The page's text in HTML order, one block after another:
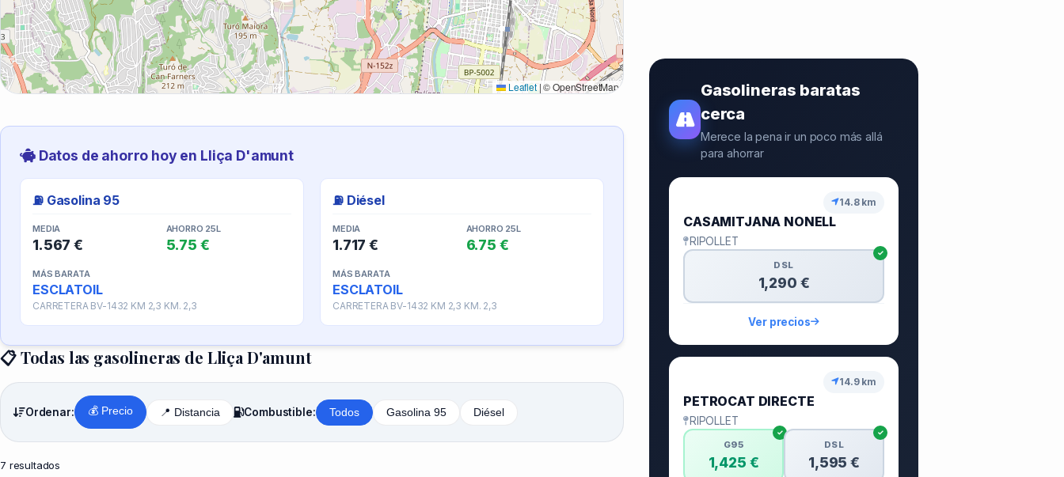
Leaflet |© OpenStreetMap
Datos de ahorro hoy en Lliça D'amunt
⛽ Gasolina 95
MEDIA
1.567 €
AHORRO 25L
5.75 €
MÁS BARATA
ESCLATOIL
CARRETERA BV-1432 KM 2,3 KM. 2,3
⛽ Diésel
MEDIA
1.717 €
AHORRO 25L
6.75 €
MÁS BARATA
ESCLATOIL
CARRETERA BV-1432 KM 2,3 KM. 2,3
📋 Todas las gasolineras de Lliça D'amunt
Ordenar: 💰 Precio 📍 Distancia Combustible: Todos Gasolina 95 Diésel
7 resultados
Gasolineras baratas
cerca
Merece la pena ir un poco más allá
para ahorrar
14.8 km
CASAMITJANA NONELL
RIPOLLET
DSL
1,290 €
Ver precios
14.9 km
PETROCAT DIRECTE
RIPOLLET
G95
1,425 €
DSL
1,595 €